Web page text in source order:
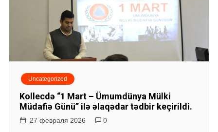
Uncategorized
Kollecdə “1 Mart – Ümumdünya Mülki
Müdafiə Günü” ilə əlaqədar tədbir keçirildi.
27 февраля 2026 0